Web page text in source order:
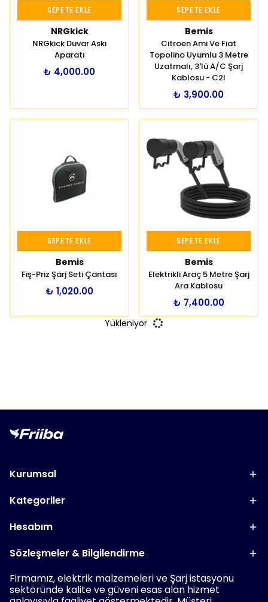
SEPETE EKLE
NRGkick
NRGkick Duvar Askı
Aparatı
₺ 4,000.00
SEPETE EKLE
Bemis
Citroen Ami Ve Fiat
Topolino Uyumlu 3 Metre
Uzatmalı, 3'lü A/C Şarj
Kablosu - C2l
₺ 3,900.00
SEPETE EKLE
Bemis
Fiş-Priz Şarj Seti Çantası
₺ 1,020.00
SEPETE EKLE
Bemis
Elektrikli Araç 5 Metre Şarj
Ara Kablosu
₺ 7,400.00
Yükleniyor
Kurumsal
Kategoriler
Hesabım
Sözleşmeler & Bilgilendirme
Firmamız, elektrik malzemeleri ve Şarj istasyonu
sektöründe kalite ve güveni esas alan hizmet